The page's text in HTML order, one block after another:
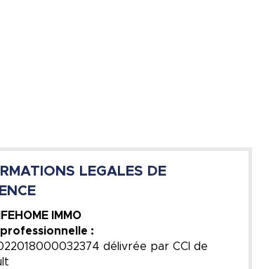
LEGALES DE
IMMO
:
délivrée par CCI de